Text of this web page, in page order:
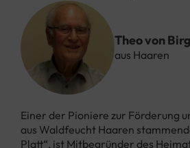
Theo von
aus Haaren
Einer der Pioniere zur Förderung
aus Waldfeucht Haaren
Platt“, ist Mitbegründer des